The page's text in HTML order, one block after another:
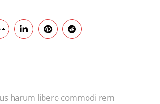
harum libero commodi rem